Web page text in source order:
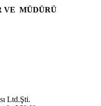
VE MÜDÜRÜ
Ltd.Şti.